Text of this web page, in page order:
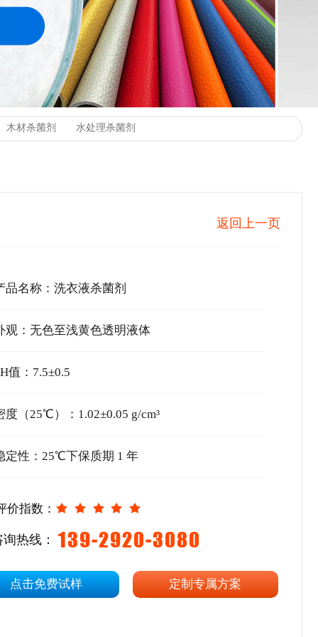
返回上一页
品名称：洗衣液杀菌剂
观：无色至浅黄色透明液体
值：7.5±0.5
度（25℃）：1.02±0.05 g/cm³
定性：25℃下保质期 1 年
价指数：
热线： 139-2920-3080
点击免费试样 定制专属方案